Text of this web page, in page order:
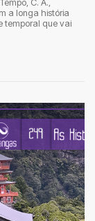
C. A.,
a longa história
temporal que vai